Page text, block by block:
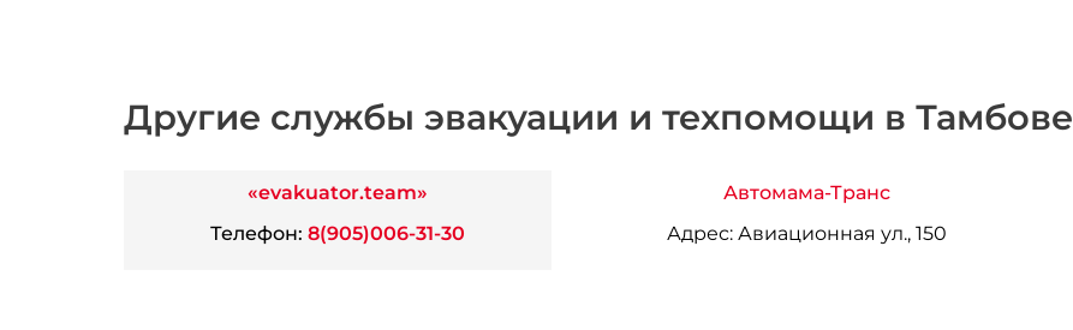
Другие службы эвакуации и техпомощи в Тамбове
«evakuator.team»
Телефон: 8(905)006-31-30
Автомама-Транс
Адрес: Авиационная ул., 150